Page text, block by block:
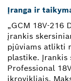
Įranga ir
„GCM 18V-216
įrankis
pjūviams atlikti
plastike. Įrankis
Professional
įkrovikliais.